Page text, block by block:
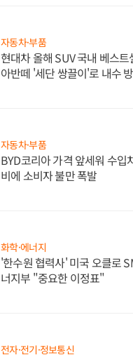
자동차·부품
현대차 올해 SUV 국내 베스
아반떼 '세단 쌍끌이'로 내수
자동차·부품
BYD코리아 가격 앞세워 수입
비에 소비자 불만 폭발
화학·에너지
'한수원 협력사' 미국 오클로
너지부 "중요한 이정표"
전자·전기·정보통신